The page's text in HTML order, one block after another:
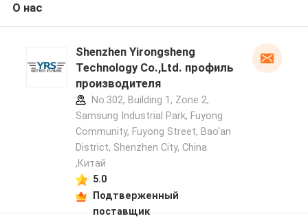
О нас
Shenzhen Yirongsheng
Technology Co.,Ltd. профиль
производителя
No.302, Building 1, Zone 2,
Samsung Industrial Park, Fuyong
Community, Fuyong Street, Bao'an
District, Shenzhen City, China.
,Китай
5.0
Подтверженный
поставщик